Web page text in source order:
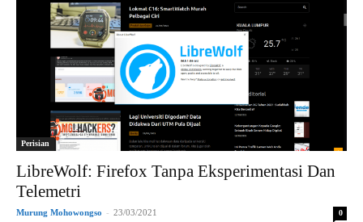
Perisian
LibreWolf: Firefox Tanpa Eksperimentasi Dan
Telemetri
Murung Mohowongso - 23/03/2021 0